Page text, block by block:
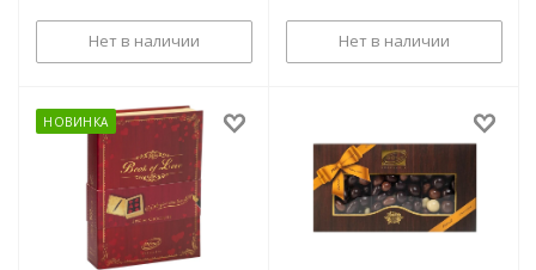
Нет в наличии Нет в наличии
НОВИНКА